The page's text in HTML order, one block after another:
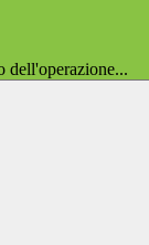
dell'operazione...